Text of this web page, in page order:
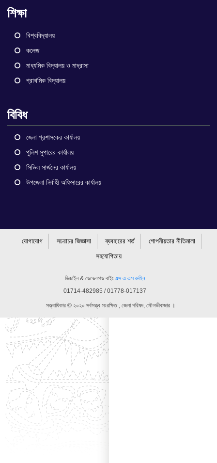
শিক্ষা
বিশ্ববিদ্যালয়
কলেজ
মাধ্যমিক বিদ্যালয় ও মাদ্রাসা
প্রাথমিক বিদ্যালয়
বিবিধ
জেলা প্রশাসকের কার্যালয়
পুলিশ সুপারের কার্যালয়
সিভিল সার্জনের কার্যালয়
উপজেলা নির্বাহী অফিসারের কার্যালয়
যোগাযোগ সচরাচর জিজ্ঞাসা ব্যবহারের শর্ত
গোপনীয়তার নীতিমালা
সহযোগিতায়
ডিজাইন & ডেভেলপড বাইঃ এস এ এস রুহিন
01714-482985 / 01778-017137
সত্ত্বাধিকার © ২০২০ সর্বসত্ত্ব সংরক্ষিত , জেলা পরিষদ, মৌলভীবাজার ।